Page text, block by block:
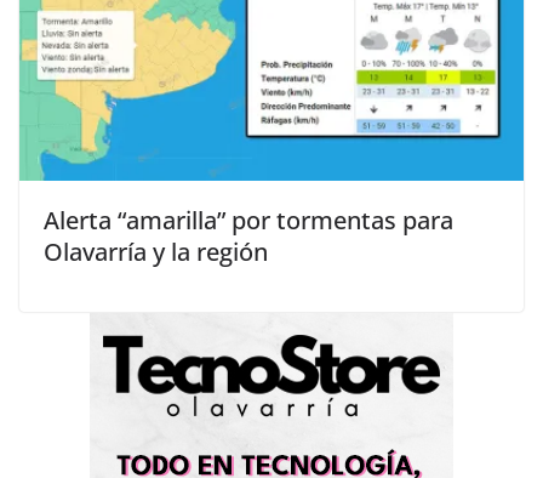
Alerta “amarilla” por tormentas para
Olavarría y la región